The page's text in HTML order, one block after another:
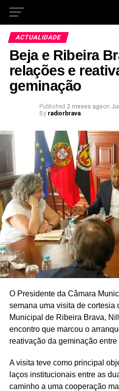
ACTUALIDADE
Beja e Ribeira
relações e
geminação
Published 2 meses agoon
By radiorbrava
O Presidente da Câmara
semana uma visita de cortesia
Municipal de Ribeira Brava,
encontro que marcou o
reativação da geminação
A visita teve como principal
laços institucionais entre as
caminho a uma cooperação